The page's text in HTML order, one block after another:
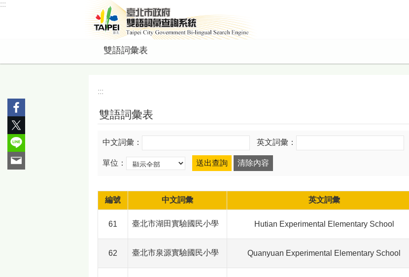
跳到主要內容區塊
:::
雙語詞彙表
:::
雙語詞彙表
中文詞彙： 英文詞彙：
單位：
編號 中文詞彙 英文詞彙
61 臺北市湖田實驗國民小學 Hutian Experimental Elementary School
62 臺北市泉源實驗國民小學 Quanyuan Experimental Elementary School